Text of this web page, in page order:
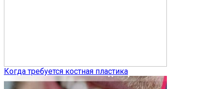
Когда требуется костная пластика